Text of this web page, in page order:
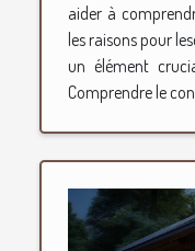
aider à
les raisons pour
un élément
Comprendre le